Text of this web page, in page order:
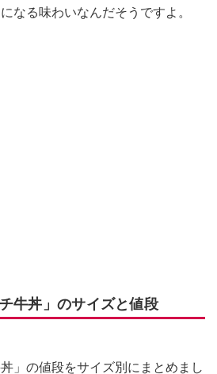
なる味わいなんだそうですよ。
牛丼」のサイズと値段
」の値段をサイズ別にまとめまし